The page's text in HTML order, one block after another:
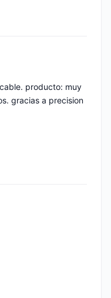
producto: muy
gracias a precision